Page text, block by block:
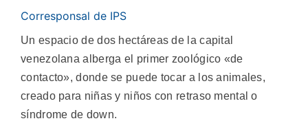
Corresponsal de IPS
Un espacio de dos hectáreas de la capital
venezolana alberga el primer zoológico «de
contacto», donde se puede tocar a los animales,
creado para niñas y niños con retraso mental o
síndrome de down.